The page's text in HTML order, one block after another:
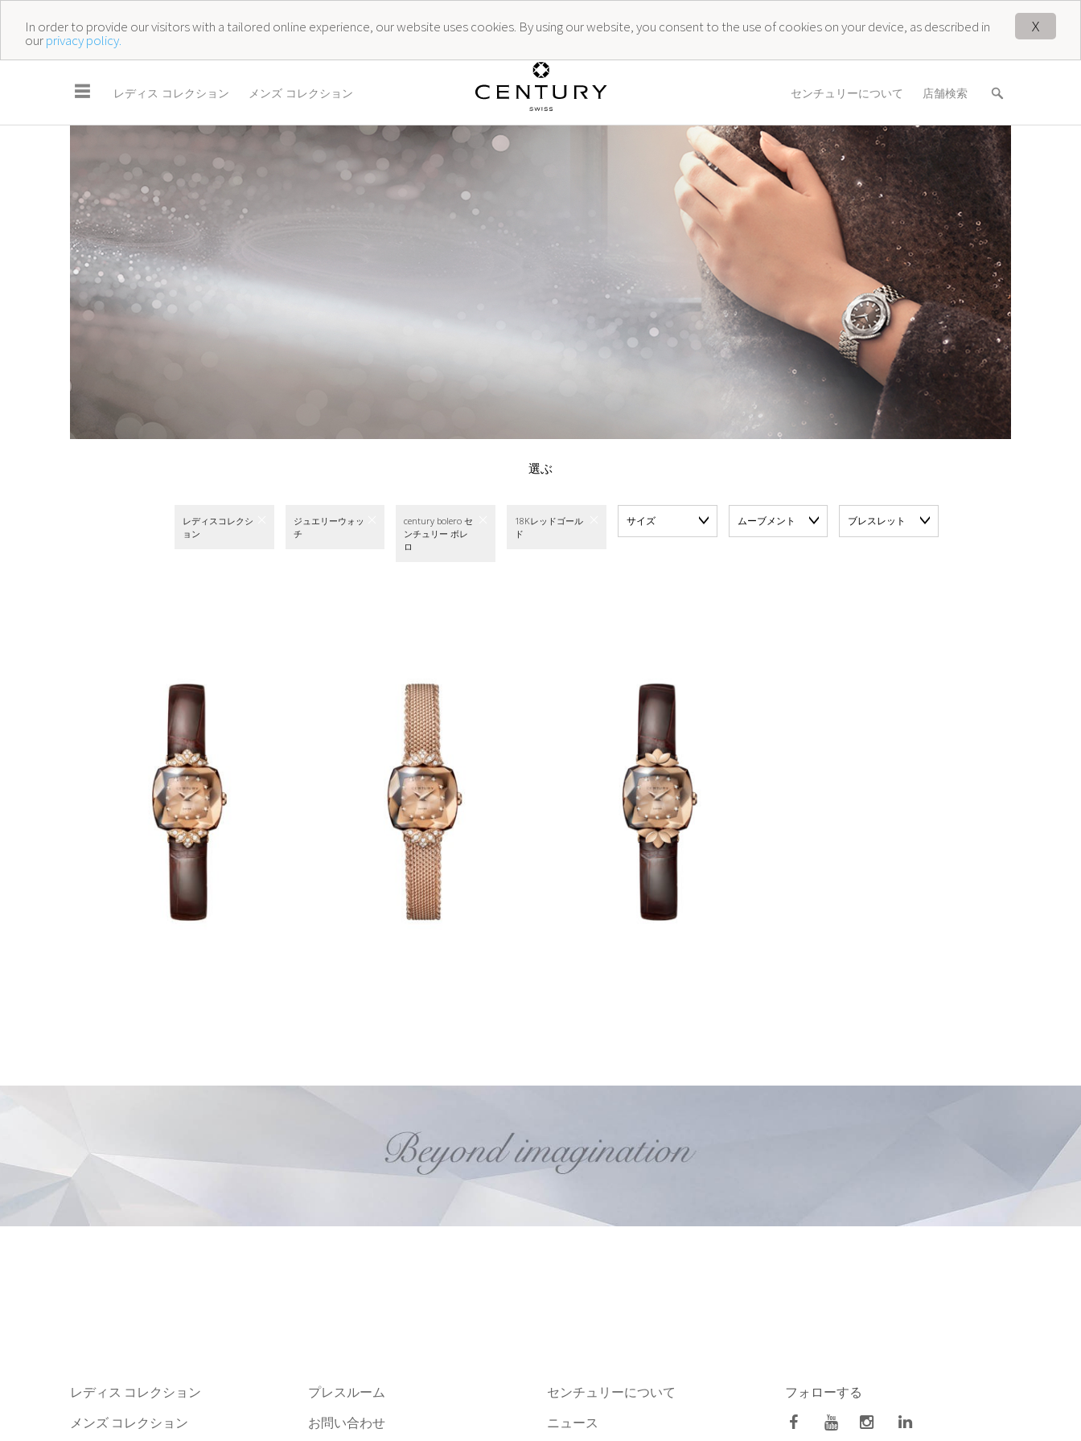
X
In order to provide our visitors with a tailored online experience, our website uses cookies. By using our website, you consent to the use of cookies on your device, as described in
ourprivacy policy.
☰ レディス コレクション メンズ コレクション センチュリーについて 店舗検索
選ぶ
レディスコレクシ
ョン
ジュエリーウォッ
チ
century bolero セ
ンチュリー ボレ
ロ
18Kレッドゴール
ド
サイズ ムーブメント ブレスレット
レディス コレクション
メンズ コレクション
プレスルーム
お問い合わせ
センチュリーについて
ニュース
フォローする
facebookYoutubeInstagram